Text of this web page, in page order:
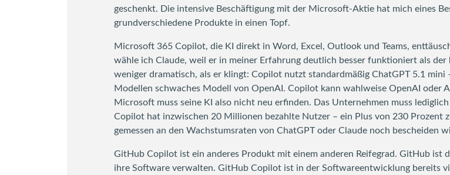
geschenkt. Die intensive Beschäftigung mit der Microsoft-Aktie hat mich eines
grundverschiedene Produkte in einen Topf.
Microsoft 365 Copilot, die KI direkt in Word, Excel, Outlook und Teams,
wähle ich Claude, weil er in meiner Erfahrung deutlich besser funktioniert als
weniger dramatisch, als er klingt: Copilot nutzt standardmäßig ChatGPT 5.1 mini
Modellen schwaches Modell von OpenAI. Copilot kann wahlweise OpenAI oder
Microsoft muss seine KI also nicht neu erfinden. Das Unternehmen muss
Copilot hat inzwischen 20 Millionen bezahlte Nutzer – ein Plus von 230 Prozent
gemessen an den Wachstumsraten von ChatGPT oder Claude noch bescheiden
GitHub Copilot ist ein anderes Produkt mit einem anderen Reifegrad. GitHub
ihre Software verwalten. GitHub Copilot ist in der Softwareentwicklung bereits